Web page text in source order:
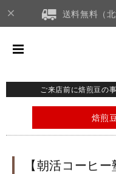
送料無料（
ご来店前に焙煎豆の
焙煎
【朝活コーヒ